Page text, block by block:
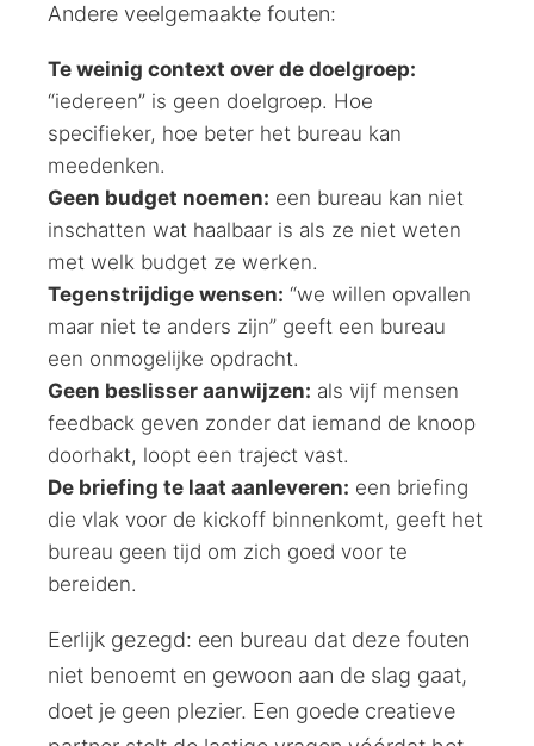
Andere veelgemaakte fouten:
Te weinig context over de doelgroep:
“iedereen” is geen doelgroep. Hoe
specifieker, hoe beter het bureau kan
meedenken.
Geen budget noemen: een bureau kan niet
inschatten wat haalbaar is als ze niet weten
met welk budget ze werken.
Tegenstrijdige wensen: “we willen opvallen
maar niet te anders zijn” geeft een bureau
een onmogelijke opdracht.
Geen beslisser aanwijzen: als vijf mensen
feedback geven zonder dat iemand de knoop
doorhakt, loopt een traject vast.
De briefing te laat aanleveren: een briefing
die vlak voor de kickoff binnenkomt, geeft het
bureau geen tijd om zich goed voor te
bereiden.
Eerlijk gezegd: een bureau dat deze fouten
niet benoemt en gewoon aan de slag gaat,
doet je geen plezier. Een goede creatieve